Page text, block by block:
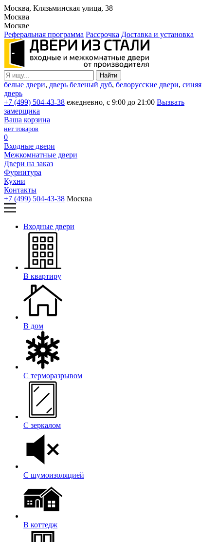
Москва, Клязьминская улица, 38
Москва
Москве
Реферальная программа Рассрочка Доставка и установка
белые двери, дверь беленый дуб, белорусские двери, синяя
дверь
+7 (499) 504-43-38 ежедневно, с 9:00 до 21:00 Вызвать
замерщика
Ваша корзина
нет товаров
0
Входные двери
Межкомнатные двери
Двери на заказ
Фурнитура
Кухни
Контакты
+7 (499) 504-43-38 Москва
Входные двери
В квартиру
В дом
С терморазрывом
С зеркалом
С шумоизоляцией
В коттедж